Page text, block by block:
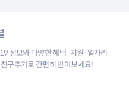
정보와 다양한 혜택·지원·일자리
구추가로 간편히 받아보세요!